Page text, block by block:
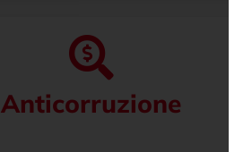
Anticorruzione